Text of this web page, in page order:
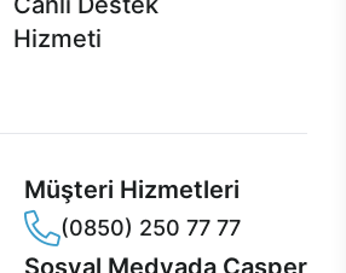
Hizmeti
Müşteri Hizmetleri
(0850) 250 77 77
Sosyal Medyada Casper